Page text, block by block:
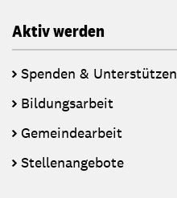
Aktiv werden
Spenden & Unterstützen
Bildungsarbeit
Gemeindearbeit
Stellenangebote